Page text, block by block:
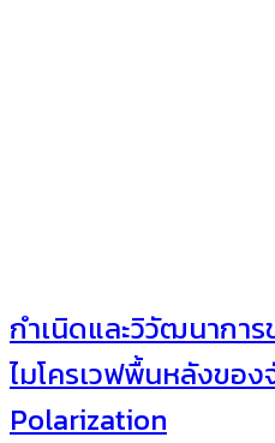
กำเนิดและวิวัฒนากา
ไมโครเวฟพื้นหลังขอ
Polarization